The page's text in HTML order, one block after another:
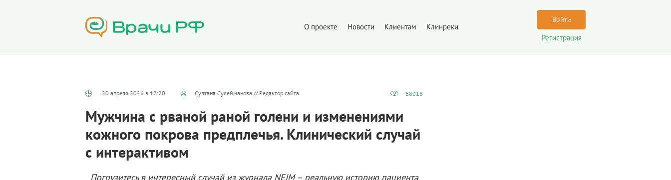
О проекте Новости Клиентам Клинреки
Войти
Регистрация
20 апреля 2026 в 12:20 Султана Сулейманова // Редактор сайта 68018
Мужчина с рваной раной голени и изменениями
кожного покрова предплечья. Клинический случай
с интерактивом
Погрузитесь в интересный случай из журнала NEJM – реальную историю пациента